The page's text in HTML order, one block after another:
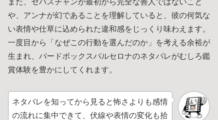
や、アンナが幻であることを理解していると、彼の何気な
い表情や仕草に込められた違和感をじっくり味わえます。
一度目から「なぜこの行動を選んだのか」を考える余裕が
生まれ、バードボックスバルセロナのネタバレがむしろ鑑
賞体験を豊かにしてくれます。
ネタバレを知ってから見ると怖さよりも感情
の流れに集中できて、伏線や表情の変化も拾